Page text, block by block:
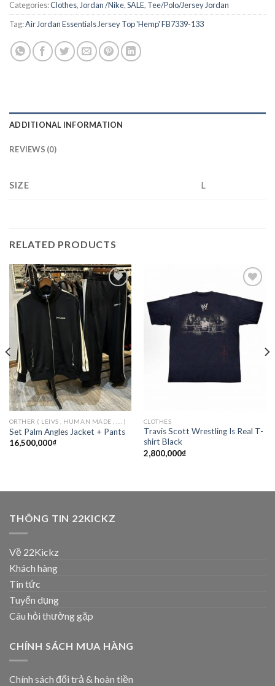
Categories:Clothes, Jordan /Nike,SALE, Tee/Polo/Jersey Jordan
Tag:Air Jordan Essentials Jersey Top 'Hemp' FB7339-133
ADDITIONAL INFORMATION
REVIEWS (0)
SIZE L
RELATED PRODUCTS
wishlist
ORTHER ( LEIVS , HUMAN MADE , .... )
Set Palm Angles Jacket + Pants
16,500,000₫
Add to
wishlist
CLOTHES
Travis Scott Wrestling Is Real T-
shirt Black
2,800,000₫
THÔNG TIN 22KICKZ
Về 22Kickz
Khách hàng
Tin tức
Tuyển dụng
Câu hỏi thường gặp
CHÍNH SÁCH MUA HÀNG
Chính sách đổi trả & hoàn tiền